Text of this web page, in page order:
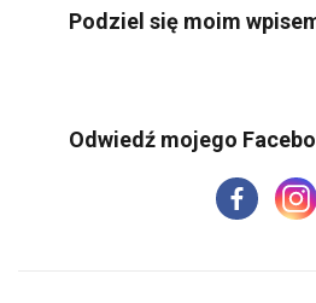
Podziel się moim